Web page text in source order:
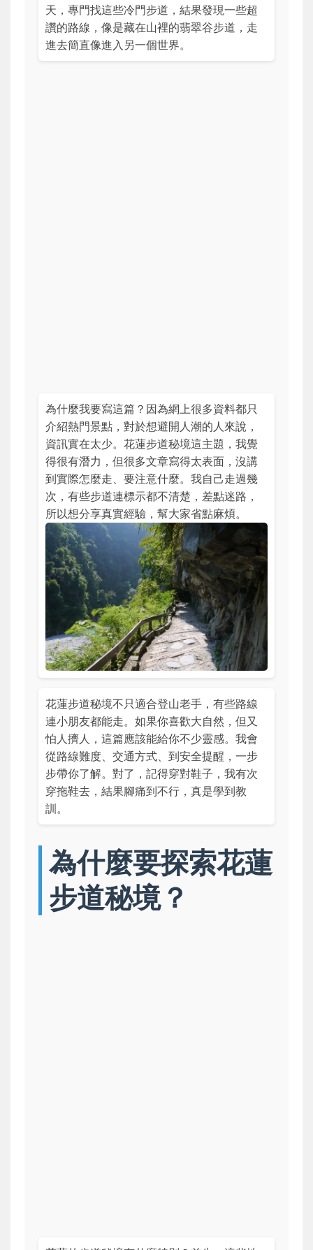
天，專門找這些冷門步道，結果發現一些超
讚的路線，像是藏在山裡的翡翠谷步道，走
進去簡直像進入另一個世界。
為什麼我要寫這篇？因為網上很多資料都只
介紹熱門景點，對於想避開人潮的人來說，
資訊實在太少。花蓮步道秘境這主題，我覺
得很有潛力，但很多文章寫得太表面，沒講
到實際怎麼走、要注意什麼。我自己走過幾
次，有些步道連標示都不清楚，差點迷路，
所以想分享真實經驗，幫大家省點麻煩。
花蓮步道秘境不只適合登山老手，有些路線
連小朋友都能走。如果你喜歡大自然，但又
怕人擠人，這篇應該能給你不少靈感。我會
從路線難度、交通方式、到安全提醒，一步
步帶你了解。對了，記得穿對鞋子，我有次
穿拖鞋去，結果腳痛到不行，真是學到教
訓。
為什麼要探索花蓮
步道秘境？